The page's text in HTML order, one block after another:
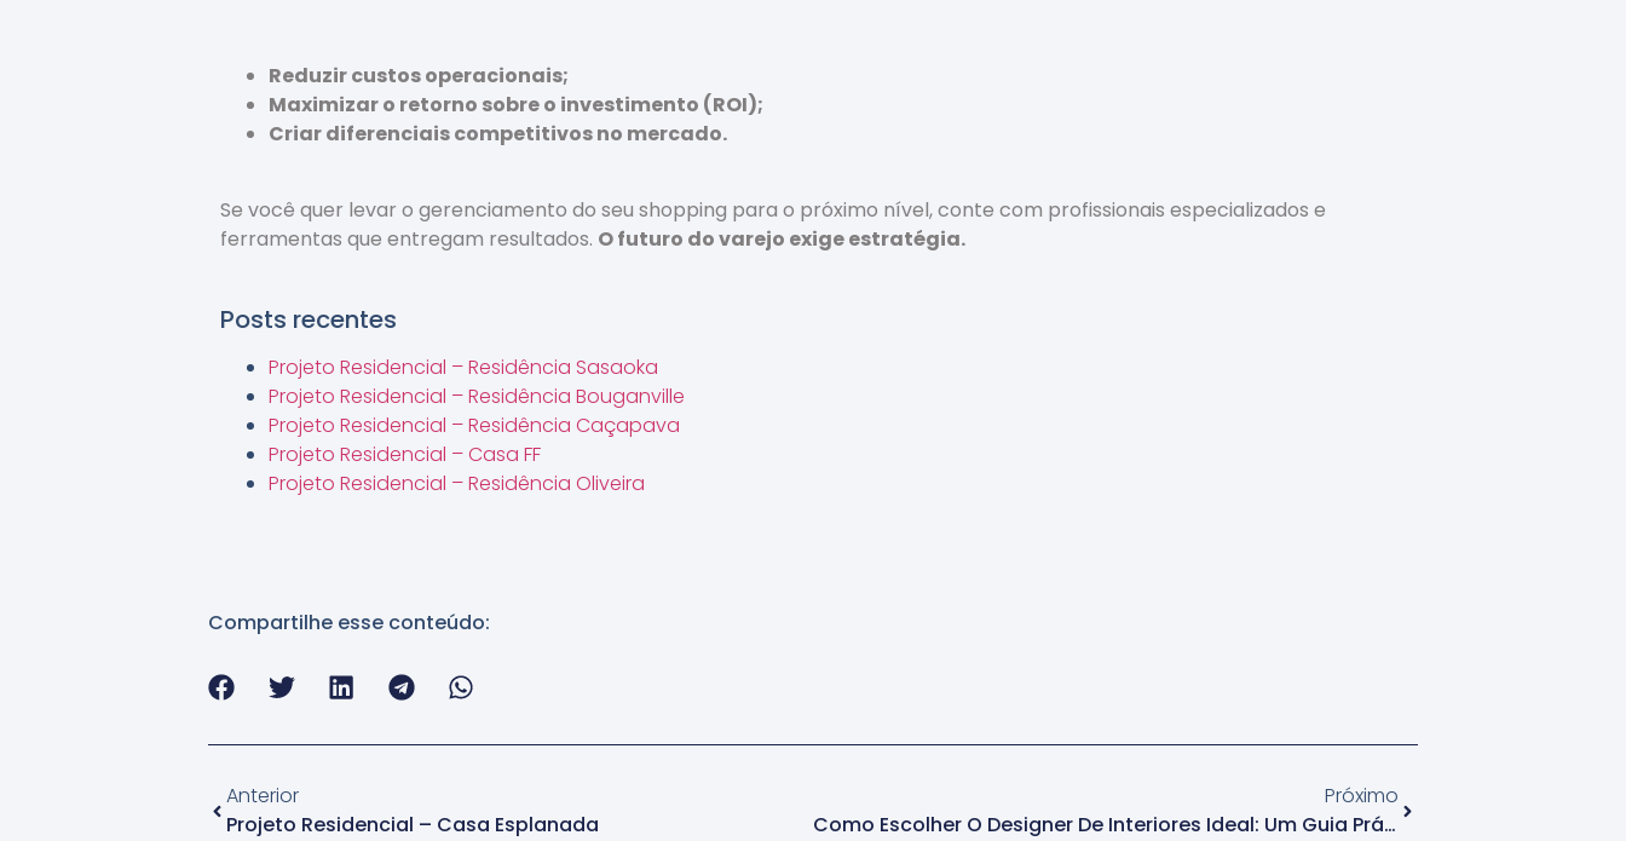
Reduzir custos operacionais;
Maximizar o retorno sobre o investimento (ROI);
Criar diferenciais competitivos no mercado.
Se você quer levar o gerenciamento do seu shopping para o próximo nível, conte com profissionais especializados e
ferramentas que entregam resultados. O futuro do varejo exige estratégia.
Posts recentes
Projeto Residencial – Residência Sasaoka
Projeto Residencial – Residência Bouganville
Projeto Residencial – Residência Caçapava
Projeto Residencial – Casa FF
Projeto Residencial – Residência Oliveira
Compartilhe esse conteúdo:
Anterior
Projeto Residencial – Casa Esplanada
Próximo
Como Escolher O Designer De Interiores Ideal: Um Guia Prático Para Transformar Seu Espaço.